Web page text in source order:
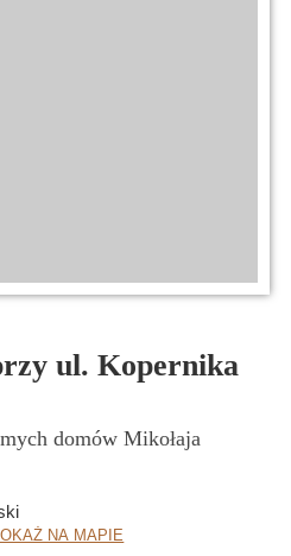
ul. Kopernika
domów Mikołaja
na mapie